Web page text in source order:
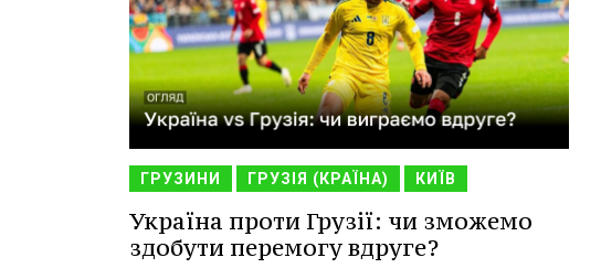
ГРУЗИНИ ГРУЗІЯ (КРАЇНА) КИЇВ
Україна проти Грузії: чи зможемо
здобути перемогу вдруге?